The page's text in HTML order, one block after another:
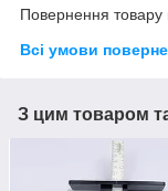
Повернення товару
Всі умови
З цим товаром